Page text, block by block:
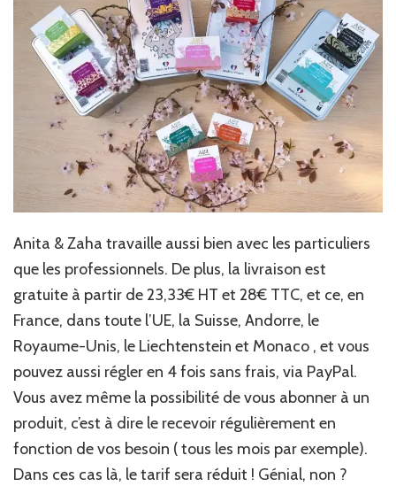
Anita & Zaha travaille aussi bien avec les particuliers
que les professionnels. De plus, la livraison est
gratuite à partir de 23,33€ HT et 28€ TTC, et ce, en
France, dans toute l’UE, la Suisse, Andorre, le
Royaume-Unis, le Liechtenstein et Monaco , et vous
pouvez aussi régler en 4 fois sans frais, via PayPal.
Vous avez même la possibilité de vous abonner à un
produit, c’est à dire le recevoir régulièrement en
fonction de vos besoin ( tous les mois par exemple).
Dans ces cas là, le tarif sera réduit ! Génial, non ?